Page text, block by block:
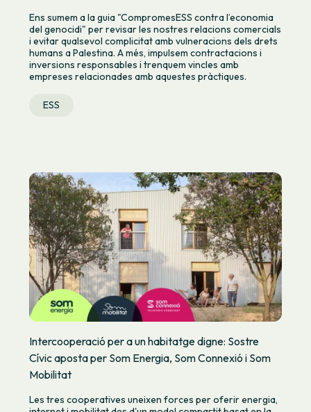
Ens sumem a la guia "CompromesESS contra l’economia
del genocidi" per revisar les nostres relacions comercials
i evitar qualsevol complicitat amb vulneracions dels drets
humans a Palestina. A més, impulsem contractacions i
inversions responsables i trenquem vincles amb
empreses relacionades amb aquestes pràctiques.
ESS
Intercooperació per a un habitatge digne: Sostre
Cívic aposta per Som Energia, Som Connexió i Som
Mobilitat
Les tres cooperatives uneixen forces per oferir energia,